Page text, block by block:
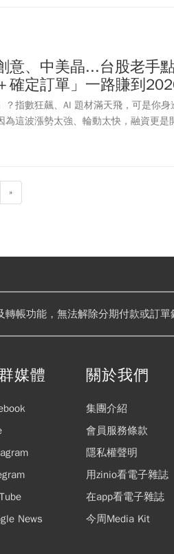
意、中美晶...台股老手
確定訂單」一路賺到
指數狂飆、AI 題材滿天飛，可是你身
這波漲勢太強、輪動太快，融資更是
進入「賺指數、賠差價」的陷阱裡。
»
帳功能，無法解除分期付款或訂
媒體
News
關於我們
集團介紹
會員服務條款
隱私權聲明
用zinio看電子雜誌
在app看電子雜誌
今周Media Kit